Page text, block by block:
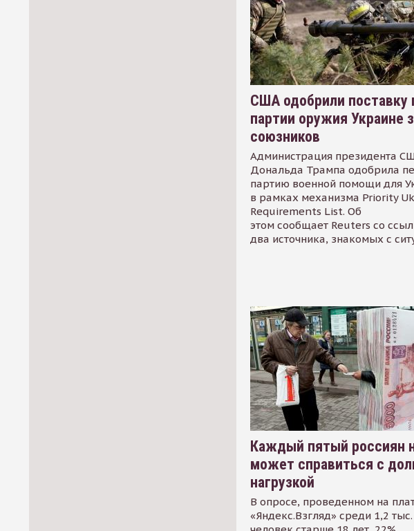
США одобрили поставку
партии оружия Украине
союзников
Администрация президента
Дональда Трампа одобрила
партию военной помощи для
в рамках механизма Priority
Requirements List. Об
этом сообщает Reuters со
два источника, знакомых с
Каждый пятый россиян
может справиться с
нагрузкой
В опросе, проведенном на
«Яндекс.Взгляд» среди 1,2 тыс.